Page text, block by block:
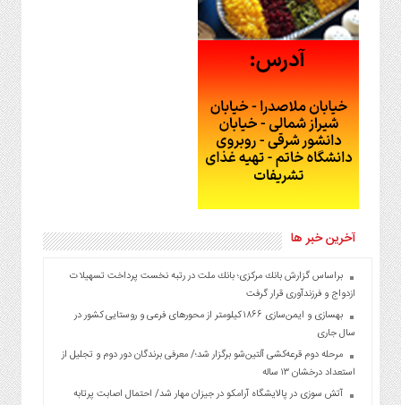
آخرین خبر ها
براساس گزارش بانك مركزی؛ بانك ملت در رتبه نخست پرداخت تسهیلات
ازدواج و فرزندآوری قرار گرفت
بهسازی و ایمن‌سازی ۱۸۶۶ کیلومتر از محورهای فرعی و روستایی کشور در
سال جاری
مرحله دوم قرعه‌کشی آلتین‌شو برگزار شد؛/ معرفی برندگان دور دوم و تجلیل از
استعداد درخشان ۱۳ ساله
آتش سوزی در پالایشگاه آرامکو در جیزان مهار شد/ احتمال اصابت پرتابه